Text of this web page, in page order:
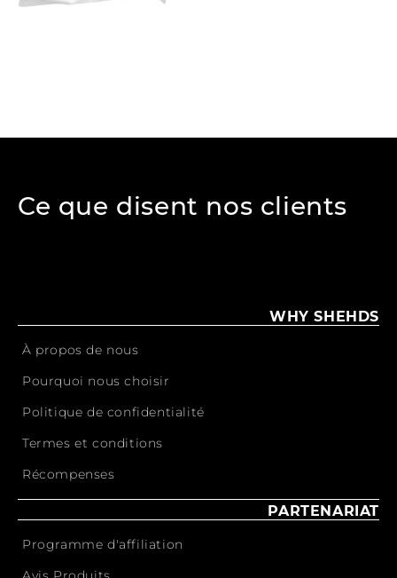
Ce que disent nos clients
WHY SHEHDS
À propos de nous
Pourquoi nous choisir
Politique de confidentialité
Termes et conditions
Récompenses
PARTENARIAT
Programme d'affiliation